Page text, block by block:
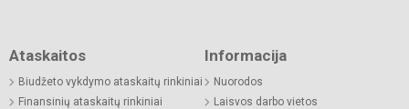
Ataskaitos
Biudžeto vykdymo ataskaitų rinkiniai
Finansinių ataskaitų rinkiniai
Informacija
Nuorodos
Laisvos darbo vietos